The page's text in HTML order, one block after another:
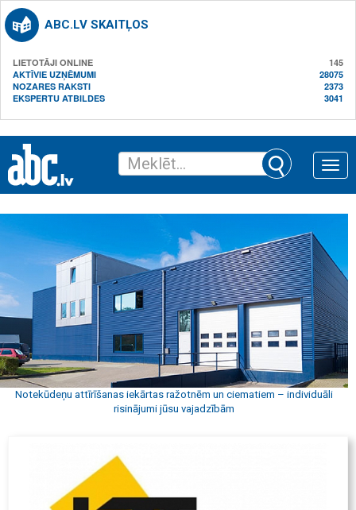
ABC.LV SKAITĻOS
LIETOTĀJI ONLINE
145
AKTĪVIE UZŅĒMUMI
28075
NOZARES RAKSTI
2373
EKSPERTU ATBILDES
3041
Toggle
Notekūdeņu attīrīšanas iekārtas ražotnēm un ciematiem – individuāli
risinājumi jūsu vajadzībām